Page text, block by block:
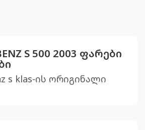
S 500 2003 ფარები
s klas-ის ორიგინალი